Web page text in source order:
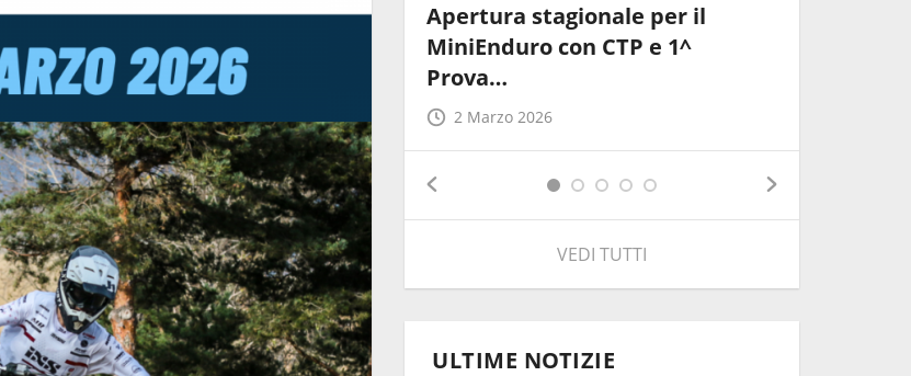
CALENDARIO CAMPIONATO
REGIONALE LIGURIA-PIEMONTE
MX 2026
28 Gennaio 2026
Apertura stagionale per il
MiniEnduro con CTP e 1^
Prova…
2 Marzo 2026
VEDI TUTTI
ULTIME NOTIZIE